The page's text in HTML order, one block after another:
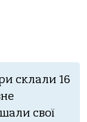
склали 16
свої